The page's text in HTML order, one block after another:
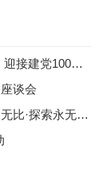
建党100周年
谈会
探索永无止境